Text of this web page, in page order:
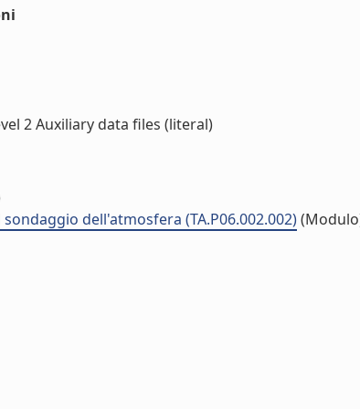
2 Auxiliary data files (literal)
dell'atmosfera (TA.P06.002.002)